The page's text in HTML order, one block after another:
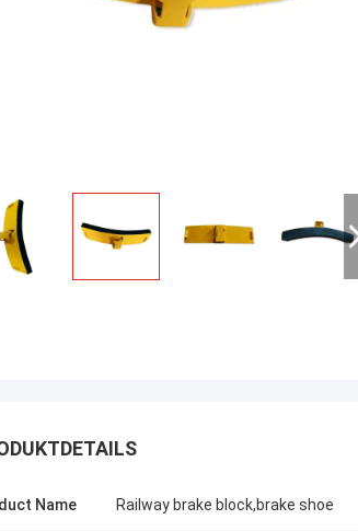
Name Railway brake block,brake shoe